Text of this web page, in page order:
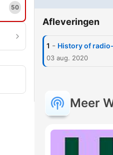
50
Afleveringen
1 - History of
03 aug. 2020
Meer